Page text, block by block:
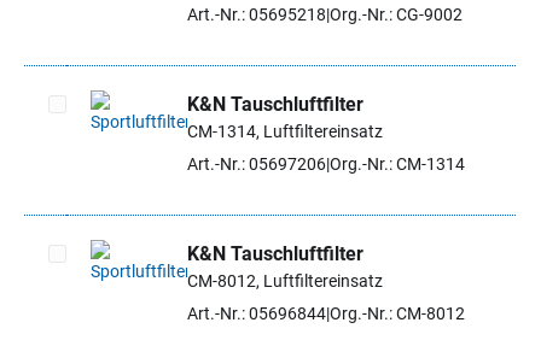
Art.-Nr.: 05695218 Org.-Nr.: CG-9002
Artikel auswählen
K&N Tauschluftfilter
CM-1314, Luftfiltereinsatz
Art.-Nr.: 05697206Org.-Nr.: CM-1314
Artikel auswählen
K&N Tauschluftfilter
CM-8012, Luftfiltereinsatz
Art.-Nr.: 05696844Org.-Nr.: CM-8012